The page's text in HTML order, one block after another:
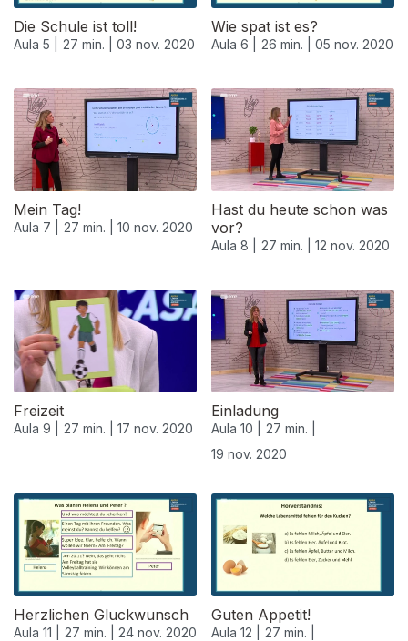
Die Schule ist toll!
Aula 5 | 27 min. | 03 nov. 2020
Wie spat ist es?
Aula 6 | 26 min. | 05 nov. 2020
Mein Tag!
Aula 7 | 27 min. | 10 nov. 2020
Hast du heute schon was
vor?
Aula 8 | 27 min. | 12 nov. 2020
Freizeit
Aula 9 | 27 min. | 17 nov. 2020
Einladung
Aula 10 |
27 min. |
19 nov. 2020
Herzlichen Gluckwunsch
Aula 11 | 27 min. | 24 nov. 2020
Guten Appetit!
Aula 12 |
27 min. |
508475